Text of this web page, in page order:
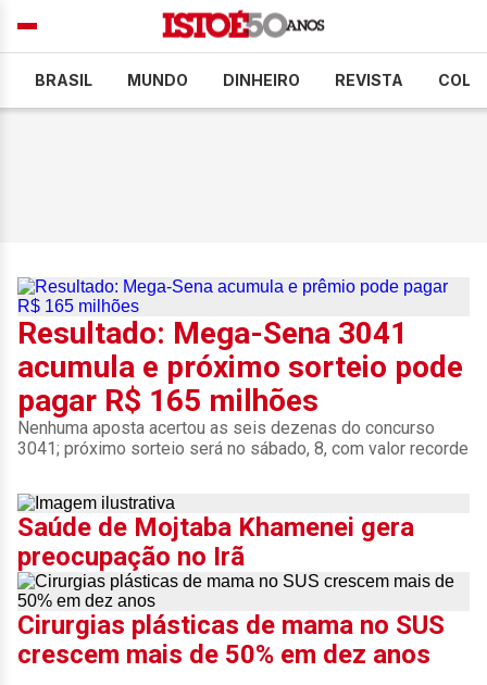
BRASIL MUNDO DINHEIRO REVISTA
Resultado: Mega-Sena 3041
acumula e próximo sorteio pode
pagar R$ 165 milhões
Nenhuma aposta acertou as seis dezenas do concurso
3041; próximo sorteio será no sábado, 8, com valor recorde
Saúde de Mojtaba Khamenei gera
preocupação no Irã
Cirurgias plásticas de mama no SUS
crescem mais de 50% em dez anos